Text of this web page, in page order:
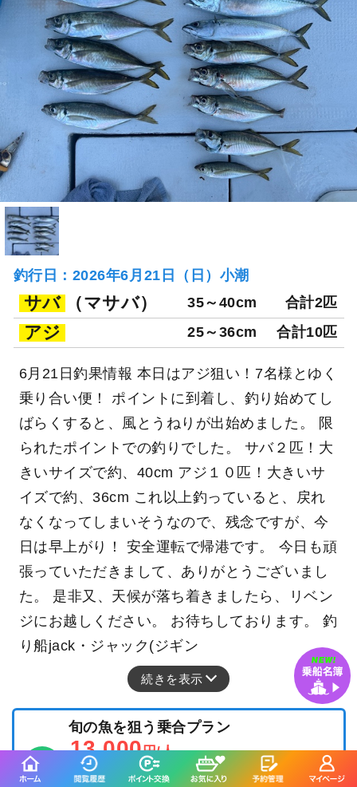
釣行日：2026年6月21日（日）小潮
サバ （マサバ） 35～40cm 合計2匹
アジ 25～36cm 合計10匹
6月21日釣果情報 本日はアジ狙い！7名様とゆく
乗り合い便！ ポイントに到着し、釣り始めてし
ばらくすると、風とうねりが出始めました。 限
られたポイントでの釣りでした。 サバ２匹！大
きいサイズで約、40cm アジ１０匹！大きいサ
イズで約、36cm これ以上釣っていると、戻れ
なくなってしまいそうなので、残念ですが、今
日は早上がり！ 安全運転で帰港です。 今日も頑
張っていただきまして、ありがとうございまし
た。 是非又、天候が落ち着きましたら、リベン
ジにお越しください。 お待ちしております。 釣
り船jack・ジャック(ジギン
続きを表示
乗合
旬の魚を狙う乗合プラン
13,000円/人
1,500ポイント還元